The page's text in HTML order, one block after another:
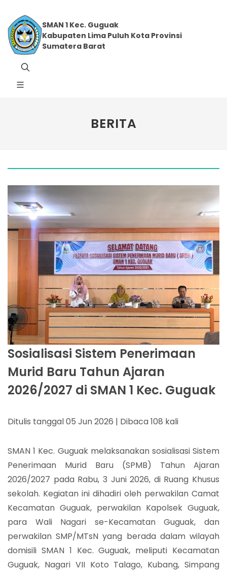
SMAN 1 Kec. Guguak
Kabupaten Lima Puluh Kota Provinsi
Sumatera Barat
BERITA
Sosialisasi Sistem Penerimaan
Murid Baru Tahun Ajaran
2026/2027 di SMAN 1 Kec. Guguak
Ditulis tanggal 05 Jun 2026 | Dibaca 108 kali
SMAN 1 Kec. Guguak melaksanakan sosialisasi Sistem
Penerimaan Murid Baru (SPMB) Tahun Ajaran
2026/2027 pada Rabu, 3 Juni 2026, di Ruang Khusus
sekolah. Kegiatan ini dihadiri oleh perwakilan Camat
Kecamatan Guguak, perwakilan Kapolsek Guguak,
para Wali Nagari se-Kecamatan Guguak, dan
perwakilan SMP/MTsN yang berada dalam wilayah
domisili SMAN 1 Kec. Guguak, meliputi Kecamatan
Guguak, Nagari VII Koto Talago, Kubang, Simpang